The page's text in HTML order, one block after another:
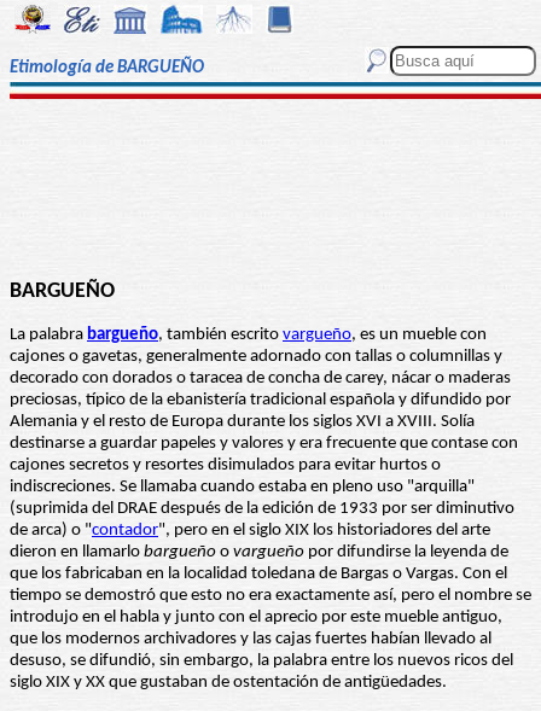
Etimología de BARGUEÑO
BARGUEÑO
La palabra bargueño, también escrito vargueño, es un mueble con
cajones o gavetas, generalmente adornado con tallas o columnillas y
decorado con dorados o taracea de concha de carey, nácar o maderas
preciosas, típico de la ebanistería tradicional española y difundido por
Alemania y el resto de Europa durante los siglos XVI a XVIII. Solía
destinarse a guardar papeles y valores y era frecuente que contase con
cajones secretos y resortes disimulados para evitar hurtos o
indiscreciones. Se llamaba cuando estaba en pleno uso "arquilla"
(suprimida del DRAE después de la edición de 1933 por ser diminutivo
de arca) o "contador", pero en el siglo XIX los historiadores del arte
dieron en llamarlo bargueño o vargueño por difundirse la leyenda de
que los fabricaban en la localidad toledana de Bargas o Vargas. Con el
tiempo se demostró que esto no era exactamente así, pero el nombre se
introdujo en el habla y junto con el aprecio por este mueble antiguo,
que los modernos archivadores y las cajas fuertes habían llevado al
desuso, se difundió, sin embargo, la palabra entre los nuevos ricos del
siglo XIX y XX que gustaban de ostentación de antigüedades.